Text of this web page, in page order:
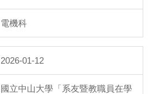
電機科
2026-01-12
國立中山大學「系友暨教職員在學